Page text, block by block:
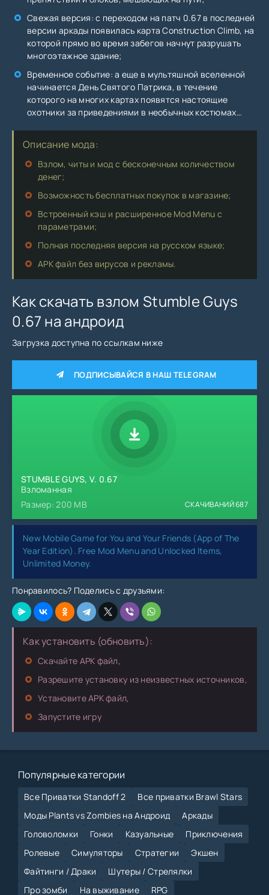
Свежая версия: с переходом на патч 0.67 в последней
версии аркады появилась карта Construction Climb, на
которой прямо во время забегов начнут разрушать
многоэтажное здание;
Временное событие: а еще в мультяшной вселенной
начинается День Святого Патрика, в течение
которого на многих картах появятся настоящие
охотники за приведениями в необычных костюмах…
Описание мода:
Взлом, читы и мод с бесконечным количеством
денег;
Возможность бесплатных покупок в магазине;
Встроенный кэш и расширенное Mod Menu с
параметрами;
Полная последняя версия на русском языке;
APK файл без вирусов и рекламы.
Как скачать взлом Stumble Guys
0.67 на андроид
Загрузка доступна по ссылкам ниже
ПОДПИСЫВАЙСЯ В НАШ TELEGRAM
STUMBLE GUYS, V. 0.67
Взломанная
Размер: 200 MB
СКАЧИВАНИЙ687
New Mobile Game for You and Your Friends (App of The
Year Edition). Free Mod Menu and Unlocked Items,
Unlimited Money.
Понравилось? Поделись с друзьями:
Как установить (обновить):
Скачайте APK файл,
Разрешите установку из неизвестных источников,
Установите APK файл,
Запустите игру
Популярные категории
Все Приватки Standoff 2
Все приватки Brawl Stars
Моды Plants vs Zombies на Андроид
Аркады
Головоломки
Гонки Казуальные
Приключения
Ролевые
Симуляторы Стратегии
Экшен
Файтинги / Драки
Шутеры / Стрелялки
Про зомби
На выживание RPG